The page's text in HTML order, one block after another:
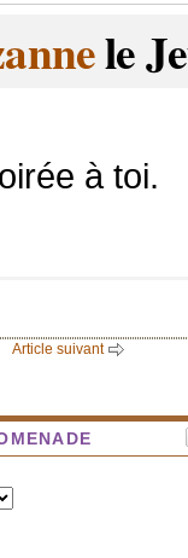
le
à toi.
Article suivant